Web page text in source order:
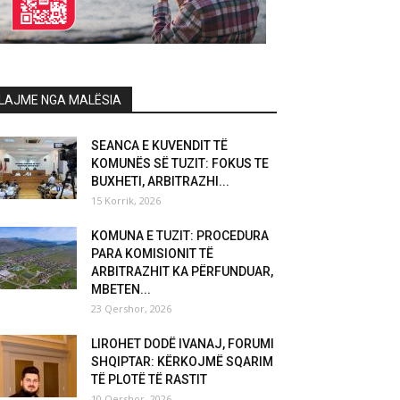
NGA MALËSIA
SEANCA E KUVENDIT TË
KOMUNËS SË TUZIT: FOKUS TE
BUXHETI, ARBITRAZHI...
15 Korrik, 2026
KOMUNA E TUZIT: PROCEDURA
PARA KOMISIONIT TË
ARBITRAZHIT KA PËRFUNDUAR,
MBETEN...
23 Qershor, 2026
LIROHET DODË IVANAJ, FORUMI
SHQIPTAR: KËRKOJMË SQARIM
TË PLOTË TË RASTIT